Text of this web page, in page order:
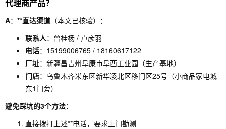
代理商产品？
A： **直达渠道 （本文已核验）：
联系人：曾桂杨 / 卢彦羽
电话：15199006765 / 18160617122
厂址：新疆昌吉州阜康市阜西工业园（生产基地）
门店：乌鲁木齐米东区新华凌北区移门区25号（小商品家电城
东1门旁）
避免踩坑的3个方法：
直接拨打上述**电话，要求上门勘测